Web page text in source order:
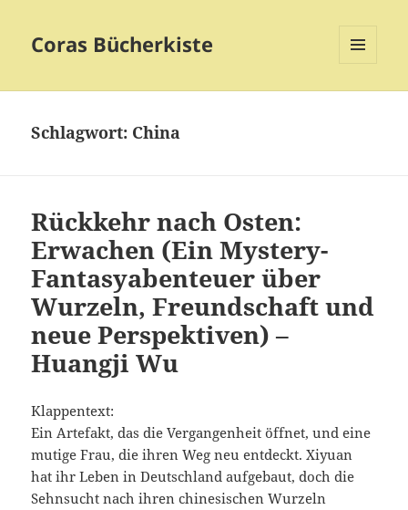
Coras Bücherkiste
Schlagwort: China
Rückkehr nach Osten:
Erwachen (Ein Mystery-
Fantasyabenteuer über
Wurzeln, Freundschaft und
neue Perspektiven) –
Huangji Wu
Klappentext:
Ein Artefakt, das die Vergangenheit öffnet, und eine
mutige Frau, die ihren Weg neu entdeckt. Xiyuan
hat ihr Leben in Deutschland aufgebaut, doch die
Sehnsucht nach ihren chinesischen Wurzeln